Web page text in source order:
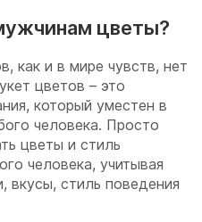
цветы?
как и в мире чувств, нет
цветов – это
который уместен в
человека. Просто
цветы и стиль
человека, учитывая
вкусы, стиль поведения